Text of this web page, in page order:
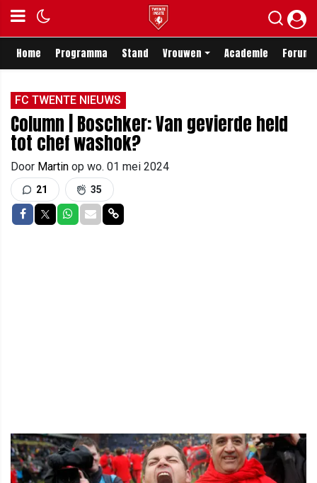
Home Programma Stand Vrouwen Academie Forum
FC TWENTE NIEUWS
Column | Boschker: Van gevierde held
tot chef washok?
Door Martin op wo. 01 mei 2024
21 35
Delen op Facebook
Delen op Twitter
Delen op Whatsapp
Delen via Mail
Delen via link